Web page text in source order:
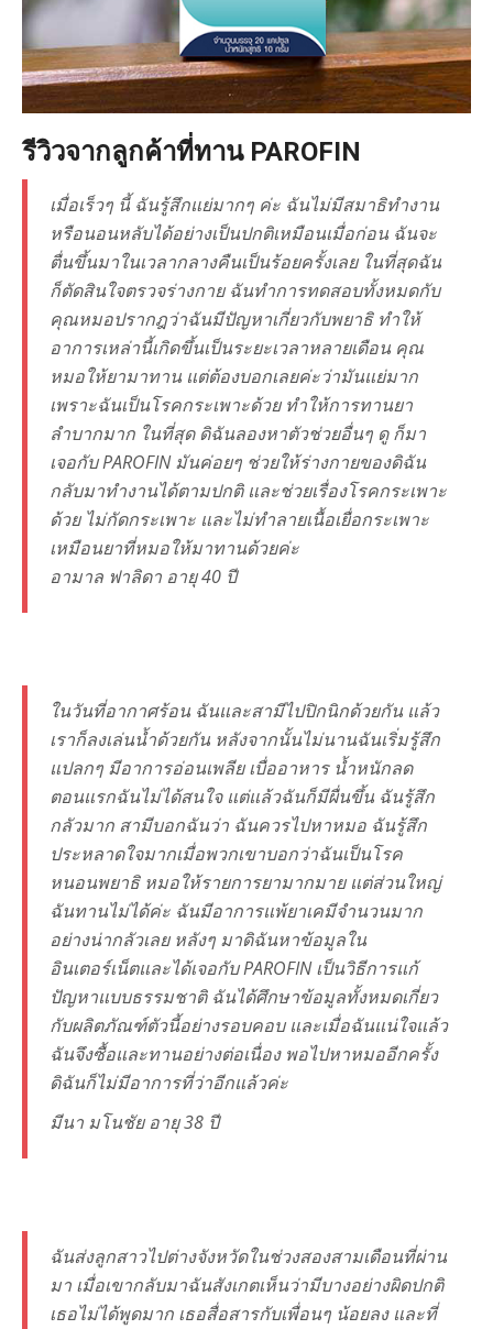
รีวิวจากลูกค้าที่ทาน PAROFIN
เมื่อเร็วๆ นี้ ฉันรู้สึกแย่มากๆ ค่ะ ฉันไม่มีสมาธิทำงาน
หรือนอนหลับได้อย่างเป็นปกติเหมือนเมื่อก่อน ฉันจะ
ตื่นขึ้นมาในเวลากลางคืนเป็นร้อยครั้งเลย ในที่สุดฉัน
ก็ตัดสินใจตรวจร่างกาย ฉันทำการทดสอบทั้งหมดกับ
คุณหมอปรากฎว่าฉันมีปัญหาเกี่ยวกับพยาธิ ทำให้
อาการเหล่านี้เกิดขึ้นเป็นระยะเวลาหลายเดือน คุณ
หมอให้ยามาทาน แต่ต้องบอกเลยค่ะว่ามันแย่มาก
เพราะฉันเป็นโรคกระเพาะด้วย ทำให้การทานยา
ลำบากมาก ในที่สุด ดิฉันลองหาตัวช่วยอื่นๆ ดู ก็มา
เจอกับ PAROFIN มันค่อยๆ ช่วยให้ร่างกายของดิฉัน
กลับมาทำงานได้ตามปกติ และช่วยเรื่องโรคกระเพาะ
ด้วย ไม่กัดกระเพาะ และไม่ทำลายเนื้อเยื่อกระเพาะ
เหมือนยาที่หมอให้มาทานด้วยค่ะ
อามาล ฟาลิดา อายุ 40 ปี
ในวันที่อากาศร้อน ฉันและสามีไปปิกนิกด้วยกัน แล้ว
เราก็ลงเล่นน้ำด้วยกัน หลังจากนั้นไม่นานฉันเริ่มรู้สึก
แปลกๆ มีอาการอ่อนเพลีย เบื่ออาหาร น้ำหนักลด
ตอนแรกฉันไม่ได้สนใจ แต่แล้วฉันก็มีผื่นขึ้น ฉันรู้สึก
กลัวมาก สามีบอกฉันว่า ฉันควรไปหาหมอ ฉันรู้สึก
ประหลาดใจมากเมื่อพวกเขาบอกว่าฉันเป็นโรค
หนอนพยาธิ หมอให้รายการยามากมาย แต่ส่วนใหญ่
ฉันทานไม่ได้ค่ะ ฉันมีอาการแพ้ยาเคมีจำนวนมาก
อย่างน่ากลัวเลย หลังๆ มาดิฉันหาข้อมูลใน
อินเตอร์เน็ตและได้เจอกับ PAROFIN เป็นวิธีการแก้
ปัญหาแบบธรรมชาติ ฉันได้ศึกษาข้อมูลทั้งหมดเกี่ยว
กับผลิตภัณฑ์ตัวนี้อย่างรอบคอบ และเมื่อฉันแน่ใจแล้ว
ฉันจึงซื้อและทานอย่างต่อเนื่อง พอไปหาหมออีกครั้ง
ดิฉันก็ไม่มีอาการที่ว่าอีกแล้วค่ะ
มีนา มโนชัย อายุ 38 ปี
ฉันส่งลูกสาวไปต่างจังหวัดในช่วงสองสามเดือนที่ผ่าน
มา เมื่อเขากลับมาฉันสังเกตเห็นว่ามีบางอย่างผิดปกติ
เธอไม่ได้พูดมาก เธอสื่อสารกับเพื่อนๆ น้อยลง และที่